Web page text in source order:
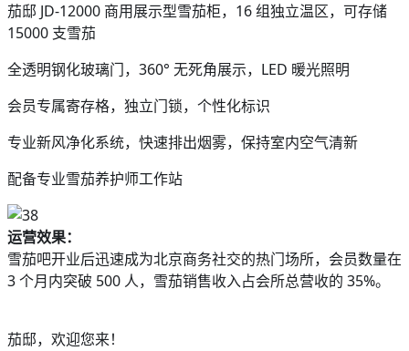
茄邸 JD-12000 商用展示型雪茄柜，16 组独立温区，可存储
15000 支雪茄
全透明钢化玻璃门，360° 无死角展示，LED 暖光照明
会员专属寄存格，独立门锁，个性化标识
专业新风净化系统，快速排出烟雾，保持室内空气清新
配备专业雪茄养护师工作站
运营效果：
雪茄吧开业后迅速成为北京商务社交的热门场所，会员数量在
3 个月内突破 500 人，雪茄销售收入占会所总营收的 35%。
茄邸，欢迎您来！